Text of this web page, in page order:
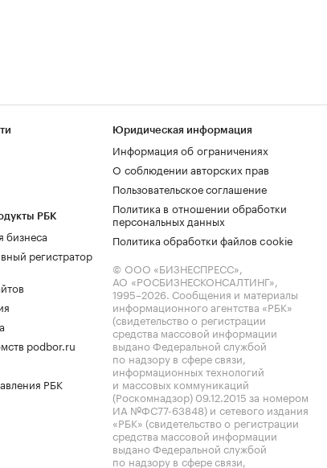
РБК
бизнеса
регистратор
podbor.ru
РБК
Юридическая информация
Информация об ограничениях
О соблюдении авторских прав
Пользовательское соглашение
Политика в отношении обработки
персональных данных
Политика обработки файлов cookie
© ООО «БИЗНЕСПРЕСС»,
АО «РОСБИЗНЕСКОНСАЛТИНГ»,
1995–2026. Сообщения и материалы
информационного агентства «РБК»
(свидетельство о регистрации
средства массовой информации
выдано Федеральной службой
по надзору в сфере связи,
информационных технологий
и массовых коммуникаций
(Роскомнадзор) 09.12.2015 за номером
ИА №ФС77-63848) и сетевого издания
«РБК» (свидетельство о регистрации
средства массовой информации
выдано Федеральной службой
по надзору в сфере связи,